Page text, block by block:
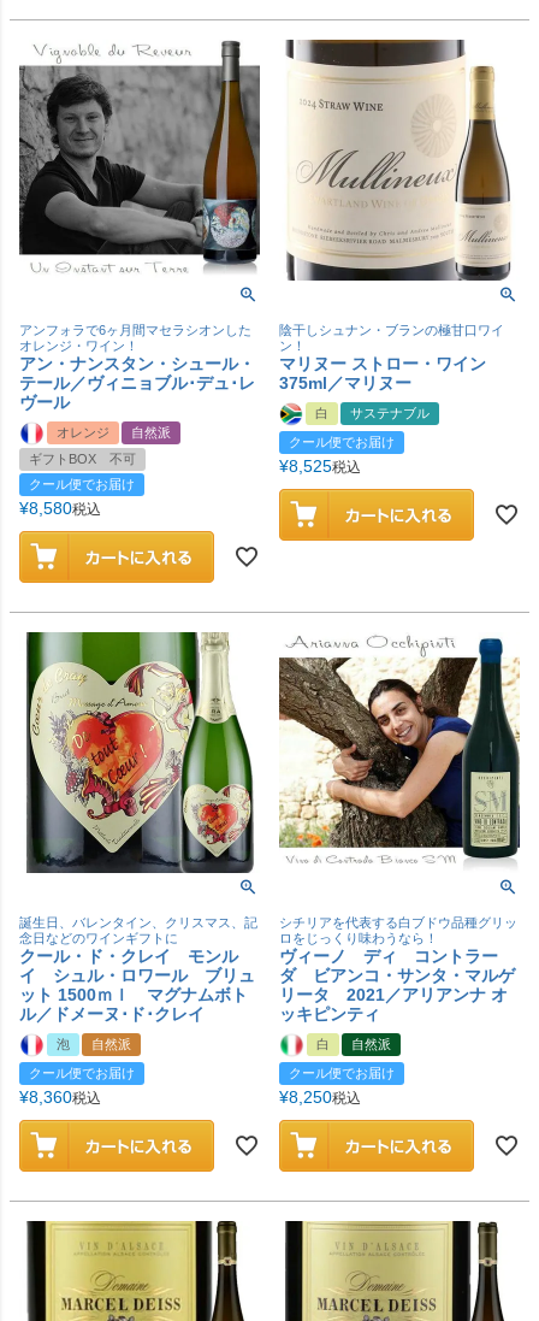
アンフォラで6ヶ月間マセラシオンした
オレンジ・ワイン！
アン・ナンスタン・シュール・
テール／ヴィニョブル･デュ･レ
ヴール
オレンジ
自然派
ギフトBOX 不可
クール便でお届け
¥8,580税込
陰干しシュナン・ブランの極甘口ワイ
ン！
マリヌー ストロー・ワイン
375ml／マリヌー
白
サステナブル
クール便でお届け
¥8,525税込
誕生日、バレンタイン、クリスマス、記
念日などのワインギフトに
クール・ド・クレイ モンル
イ シュル・ロワール ブリュ
ット 1500ｍｌ マグナムボト
ル／ドメーヌ･ド･クレイ
泡
自然派
クール便でお届け
¥8,360税込
シチリアを代表する白ブドウ品種グリッ
ロをじっくり味わうなら！
ヴィーノ ディ コントラー
ダ ビアンコ・サンタ・マルゲ
リータ 2021／アリアンナ オ
ッキピンティ
白
自然派
クール便でお届け
¥8,250税込